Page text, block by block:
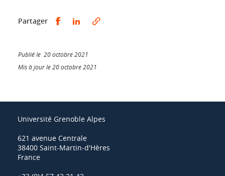
Partager Partager sur Facebook
Partager sur LinkedIn
Publié le 20 octobre 2021
Mis à jour le 20 octobre 2021
Université Grenoble Alpes
621 avenue Centrale
38400 Saint-Martin-d'Hères
France